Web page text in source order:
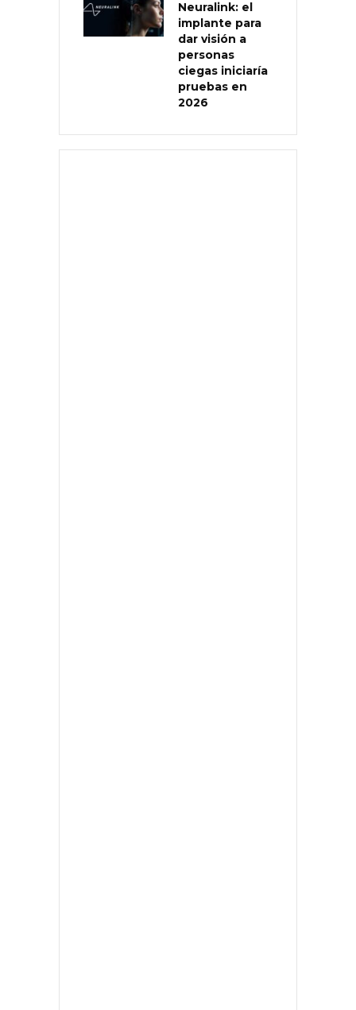
Neuralink: el
implante para
dar visión a
personas
ciegas iniciaría
pruebas en
2026